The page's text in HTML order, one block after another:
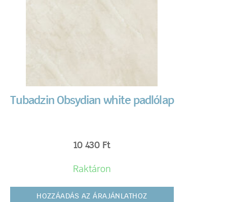
Tubadzin Obsydian white padlólap
10 430 Ft
Raktáron
HOZZÁADÁS AZ ÁRAJÁNLATHOZ